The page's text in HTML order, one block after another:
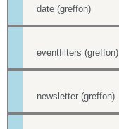
date (greffon)
eventfilters (greffon)
newsletter (greffon)